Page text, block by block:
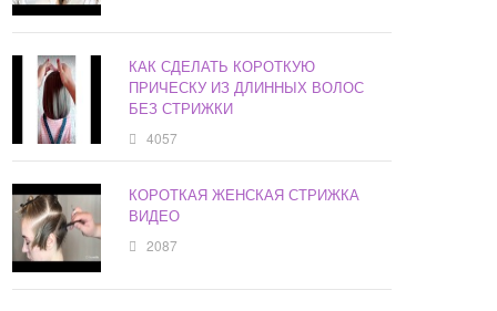
КАК СДЕЛАТЬ КОРОТКУЮ
ПРИЧЕСКУ ИЗ ДЛИННЫХ ВОЛОС
БЕЗ СТРИЖКИ
4057
КОРОТКАЯ ЖЕНСКАЯ СТРИЖКА
ВИДЕО
2087